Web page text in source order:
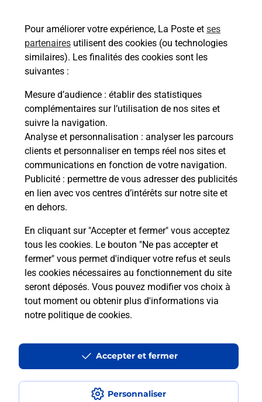
Pour améliorer votre expérience, La Poste et ses
partenaires utilisent des cookies (ou technologies
similaires). Les finalités des cookies sont les
suivantes :
Mesure d’audience : établir des statistiques
complémentaires sur l’utilisation de nos sites et
suivre la navigation.
Analyse et personnalisation : analyser les parcours
clients et personnaliser en temps réel nos sites et
communications en fonction de votre navigation.
Publicité : permettre de vous adresser des publicités
en lien avec vos centres d’intérêts sur notre site et
en dehors.
En cliquant sur "Accepter et fermer" vous acceptez
tous les cookies. Le bouton "Ne pas accepter et
fermer" vous permet d'indiquer votre refus et seuls
les cookies nécessaires au fonctionnement du site
seront déposés. Vous pouvez modifier vos choix à
tout moment ou obtenir plus d'informations via
notre politique de cookies.
Personnaliser
Accepter et fermer
Questions fréquemment posées
Quel réseau utilise La Poste Mobile ?
Est-ce que je peux garder mon
numéro de mobile gratuitement ?
Est-ce que je peux bénéficier de la 5G
avec La Poste Mobile ?
Est-ce que je peux utiliser mon forfait
Est-ce que je peux payer mon iPhone
en plusieurs fois avec La Poste Mobile